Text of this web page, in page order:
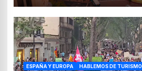
ESPAÑA Y EUROPA HABLEMOS DE TURISMO